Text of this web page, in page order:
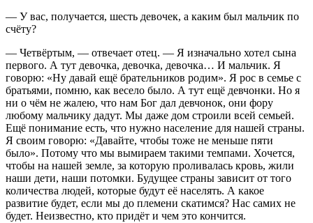
— У вас, получается, шесть девочек, а каким был мальчик по
счёту?
— Четвёртым, — отвечает отец. — Я изначально хотел сына
первого. А тут девочка, девочка, девочка… И мальчик. Я
говорю: «Ну давай ещё брательников родим». Я рос в семье с
братьями, помню, как весело было. А тут ещё девчонки. Но я
ни о чём не жалею, что нам Бог дал девчонок, они фору
любому мальчику дадут. Мы даже дом строили всей семьей.
Ещё понимание есть, что нужно население для нашей страны.
Я своим говорю: «Давайте, чтобы тоже не меньше пяти
было». Потому что мы вымираем такими темпами. Хочется,
чтобы на нашей земле, за которую проливалась кровь, жили
наши дети, наши потомки. Будущее страны зависит от того
количества людей, которые будут её населять. А какое
развитие будет, если мы до племени скатимся? Нас самих не
будет. Неизвестно, кто придёт и чем это кончится.